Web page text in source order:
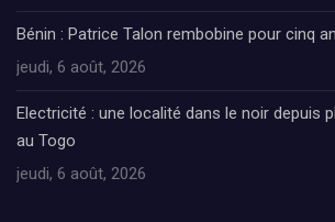
Bénin : Patrice Talon rembobine pour cinq
jeudi, 6 août, 2026
Electricité : une localité dans le noir depuis
au Togo
jeudi, 6 août, 2026